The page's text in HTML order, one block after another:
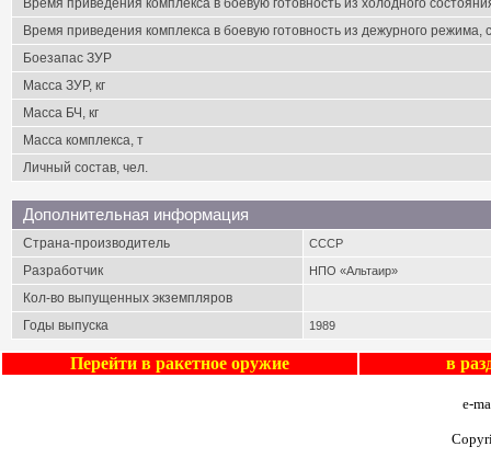
Время приведения комплекса в боевую готовность из холодного
Время приведения комплекса в боевую готовность из дежурного режима, с
Боезапас ЗУР
Масса ЗУР, кг
Масса БЧ, кг
Масса комплекса, т
Личный состав, чел.
Дополнительная информация
Страна-производитель СССР
Разработчик НПО «Альтаир»
Кол-во выпущенных экземпляров
Годы выпуска
1989
Перейти в ракетное оружие в
e-